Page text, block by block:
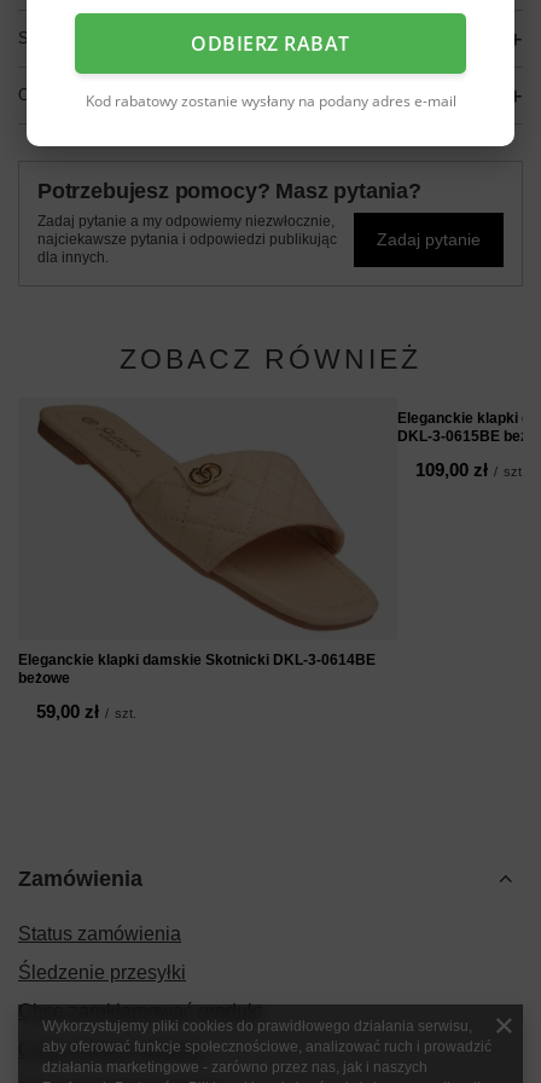
SZCZEGÓŁOWE DANE
OPINIE (0)
Potrzebujesz pomocy? Masz pytania?
Zadaj pytanie a my odpowiemy niezwłocznie,
najciekawsze pytania i odpowiedzi publikując
dla innych.
Zadaj pytanie
ZOBACZ RÓWNIEŻ
Eleganckie klapki damskie Skotnicki DKL-3-0614BE
beżowe
59,00 zł / szt.
Eleganckie klapki
DKL-3-0615BE
109,00 zł / szt.
Zamówienia
Status zamówienia
Śledzenie przesyłki
Chcę zareklamować produkt
Chcę zwrócić produkt
ODBIERZ RABAT
Kod rabatowy zostanie wysłany na podany adres e-mail
Wykorzystujemy pliki cookies do prawidłowego działania serwisu,
aby oferować funkcje społecznościowe, analizować ruch i prowadzić
działania marketingowe - zarówno przez nas, jak i naszych